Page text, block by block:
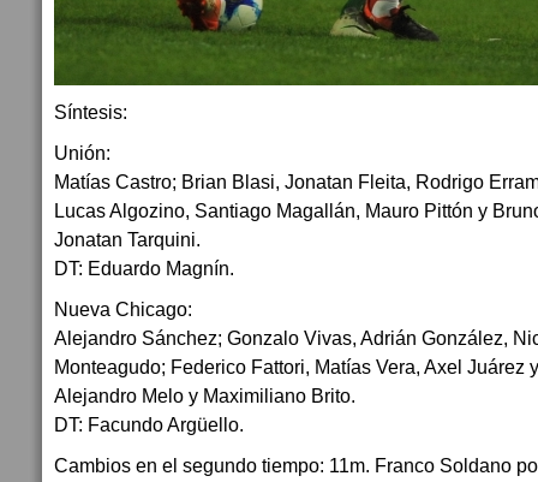
Síntesis:
Unión:
Matías Castro; Brian Blasi, Jonatan Fleita, Rodrigo
Lucas Algozino, Santiago Magallán, Mauro Pittón y
Jonatan Tarquini.
DT: Eduardo Magnín.
Nueva Chicago:
Alejandro Sánchez; Gonzalo Vivas, Adrián González,
Monteagudo; Federico Fattori, Matías Vera, Axel Juárez
Alejandro Melo y Maximiliano Brito.
DT: Facundo Argüello.
Cambios en el segundo tiempo: 11m. Franco Soldano